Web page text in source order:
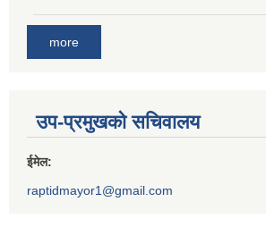
more
उप-प्रमुखको सचिवालय
ईमेल:
raptidmayor1@gmail.com